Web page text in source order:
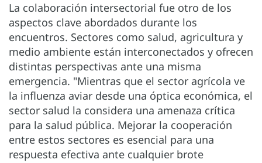
La colaboración intersectorial fue otro de los
aspectos clave abordados durante los
encuentros. Sectores como salud, agricultura y
medio ambiente están interconectados y ofrecen
distintas perspectivas ante una misma
emergencia. "Mientras que el sector agrícola ve
la influenza aviar desde una óptica económica, el
sector salud la considera una amenaza crítica
para la salud pública. Mejorar la cooperación
entre estos sectores es esencial para una
respuesta efectiva ante cualquier brote